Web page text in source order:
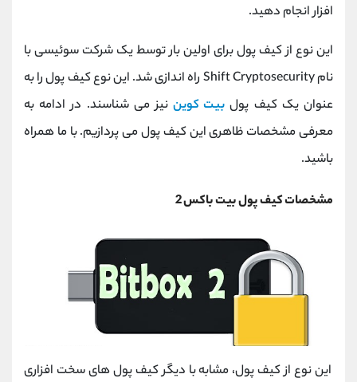
افزار انجام دهید.
این نوع از کیف پول برای اولین بار توسط یک شرکت سوئیسی با
نام Shift Cryptosecurity راه اندازی شد. این نوع کیف پول را به
عنوان یک کیف پول بیت کویننیز می شناسند. در ادامه به
معرفی مشخصات ظاهری این کیف پول می پردازیم. با ما همراه
باشید.
مشخصات کیف پول بیت باکس 2
این نوع از کیف پول، مشابه با دیگر کیف پول های سخت افزاری